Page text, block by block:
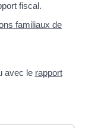
fiscal.
familiaux de
avec le rapport